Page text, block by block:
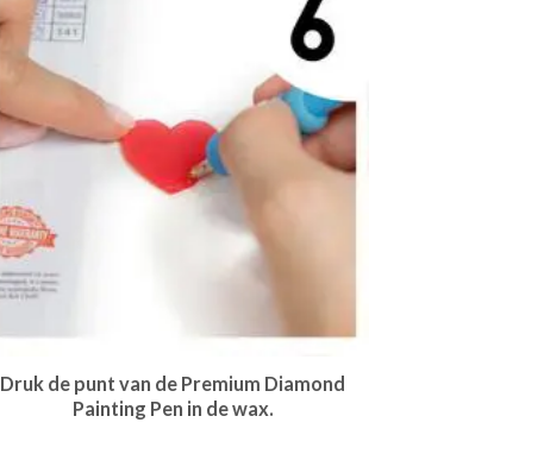
Druk de punt van de Premium Diamond
Painting Pen in de wax.